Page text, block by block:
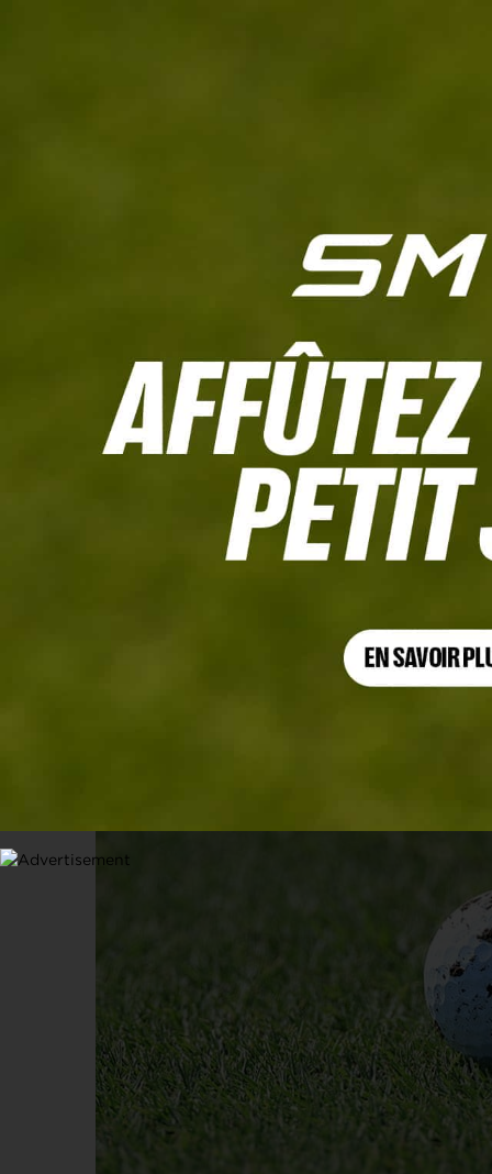
Quand pouvez-vous nettoyer votre